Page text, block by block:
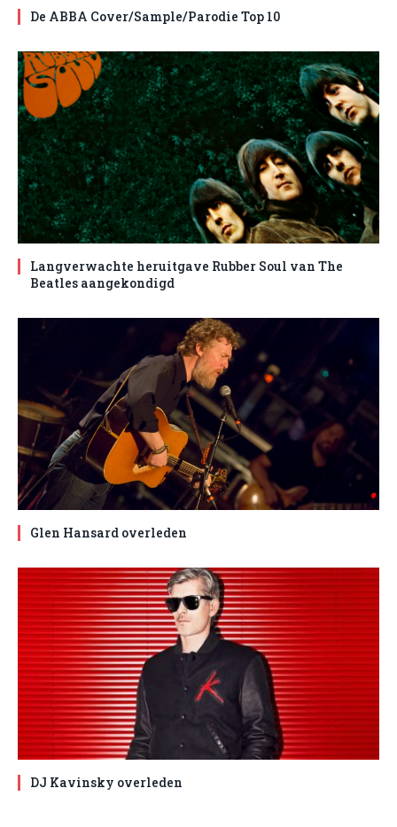
De ABBA Cover/Sample/Parodie Top 10
Langverwachte heruitgave Rubber Soul van The
Beatles aangekondigd
Glen Hansard overleden
DJ Kavinsky overleden